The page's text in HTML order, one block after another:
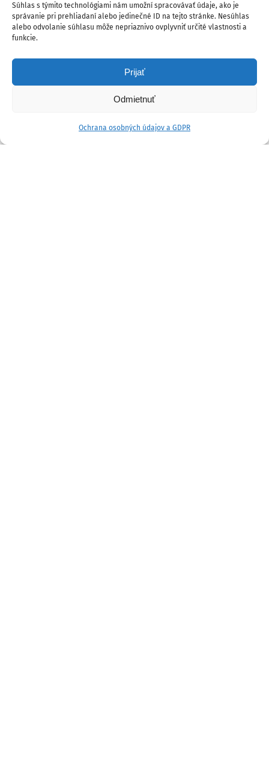
Súhlas s týmito technológiami nám umožní spracovávať údaje, ako je
správanie pri prehliadaní alebo jedinečné ID na tejto stránke. Nesúhlas
alebo odvolanie súhlasu môže nepriaznivo ovplyvniť určité vlastnosti a
funkcie.
Prijať
Odmietnuť
Ochrana osobných údajov a GDPR